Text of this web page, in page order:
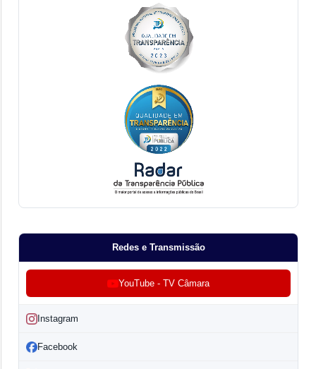
Redes e Transmissão
YouTube - TV Câmara
Instagram
Facebook